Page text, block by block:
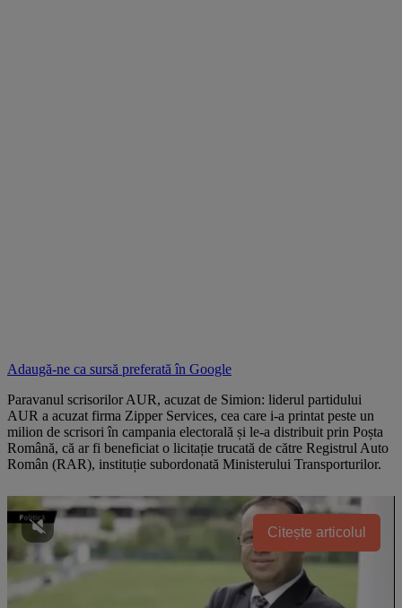
Adaugă-ne ca sursă preferată în Google
Paravanul scrisorilor AUR, acuzat de Simion: liderul partidului
AUR a acuzat firma Zipper Services, cea care i-a printat peste un
milion de scrisori în campania electorală și le-a distribuit prin Poșta
Română, că ar fi beneficiat o licitație trucată de către Registrul Auto
Român (RAR), instituție subordonată Ministerului Transporturilor.
Citește articolul